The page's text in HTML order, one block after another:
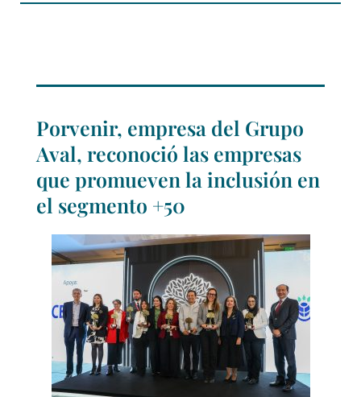
Porvenir, empresa del Grupo
Aval, reconoció las empresas
que promueven la inclusión en
el segmento +50